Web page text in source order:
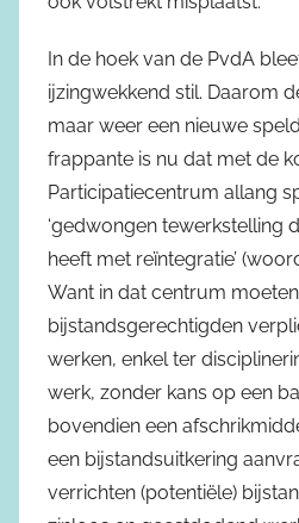
In de hoek van de PvdA
ijzingwekkend stil. Daarom
maar weer een nieuwe
frappante is nu dat met de
Participatiecentrum allang
‘gedwongen tewerkstelling
heeft met reïntegratie’
Want in dat centrum moeten
bijstandsgerechtigden
werken, enkel ter
werk, zonder kans op een
bovendien een
een bijstandsuitkering
verrichten (potentiële)